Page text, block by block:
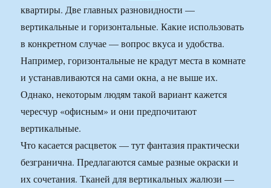
квартиры. Две главных разновидности —
вертикальные и горизонтальные. Какие использовать
в конкретном случае — вопрос вкуса и удобства.
Например, горизонтальные не крадут места в комнате
и устанавливаются на сами окна, а не выше их.
Однако, некоторым людям такой вариант кажется
чересчур «офисным» и они предпочитают
вертикальные.
Что касается расцветок — тут фантазия практически
безгранична. Предлагаются самые разные окраски и
их сочетания. Тканей для вертикальных жалюзи —